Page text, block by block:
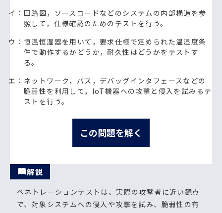
イ：回路図，ソースコードなどのシステムの内部構造を参
照して，仕様確認のためのテストを行う。
ウ：恒温恒湿器を用いて，要求仕様で定められた温湿度条
件で動作するかどうか，耐久性はどうかをテストす
る。
エ：ネットワーク，バス，デバッグインタフェースなどの
脆弱性を利用して，IoT機器への攻撃と侵入を試みるテ
ストを行う。
この問題を解く
解説
ペネトレーションテストは、実際の攻撃者に近い観点
で、対象システムへの侵入や攻撃を試み、脆弱性の有